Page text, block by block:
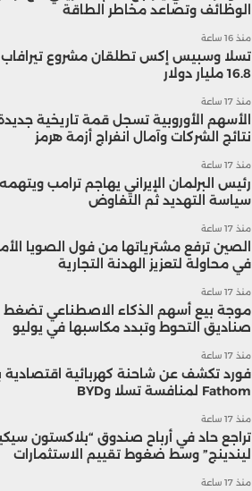
الوظائف وتصاعد مخاطر الطاقة
منذ 16 ساعة
تسلا وسبيس إكس تطلقان مشروع
16.8 مليار دولار
منذ 17 ساعة
الأسهم الأوروبية تسجل قمة تاريخية
نتائج الشركات وآمال انفراج أزمة هرمز
منذ 17 ساعة
رئيس البرلمان الإيراني يهاجم ترامب ويتهمه
سياسة التهديد ثم التفاوض
منذ 17 ساعة
الصين ترفع مشترياتها من فول الصويا
في محاولة لتعزيز الهدنة التجارية
منذ 17 ساعة
موجة بيع أسهم الذكاء الاصطناعي تضغط
صناديق التحوط وتبدد مكاسبها في يوليو
منذ 17 ساعة
فورد تكشف عن شاحنة كهربائية اقتصادية
Fathom لمنافسة تسلا وBYD
منذ 17 ساعة
تراجع حاد في أرباح صندوق “بلاكستون
ليندينج” وسط ضغوط تقييم الاستثمارات
منذ 17 ساعة